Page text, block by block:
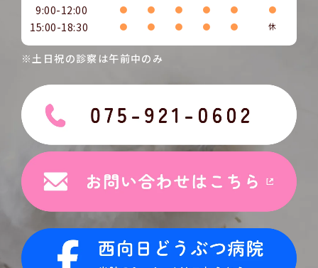
9:00-12:00 ● ● ● ● ● ●
15:00-18:30 ● ● ● ● ● 休
※土日祝の診察は午前中のみ